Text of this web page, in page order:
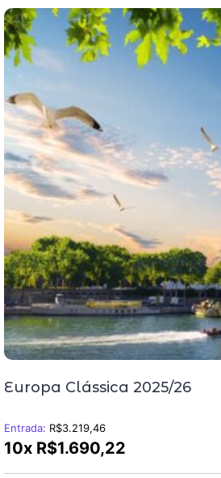
Europa Clássica 2025/26
Entrada: R$3.219,46
10x R$1.690,22